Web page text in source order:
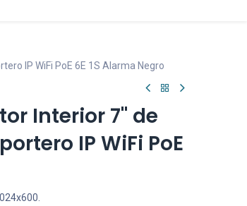
IP WiFi PoE 6E 1S Alarma Negro
Interior 7" de
IP WiFi PoE